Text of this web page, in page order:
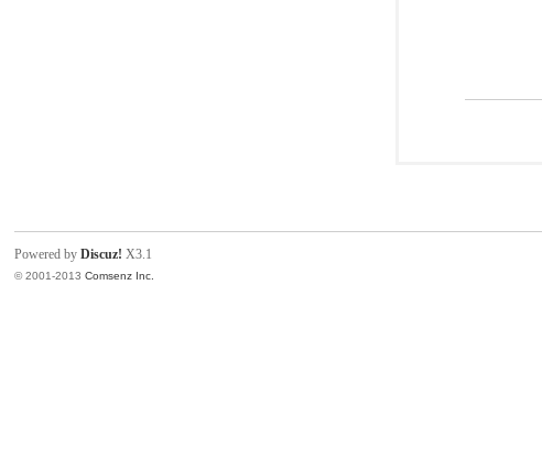
Powered byDiscuz! X3.1
© 2001-2013Comsenz Inc.